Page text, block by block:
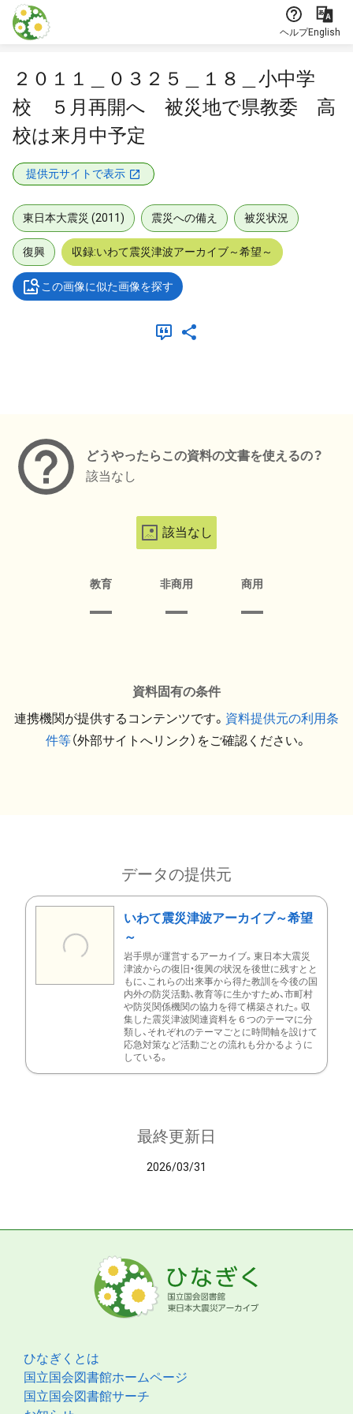
本文に飛ぶ
ヘルプEnglish
２０１１＿０３２５＿１８＿小中学
校 ５月再開へ 被災地で県教委 高
校は来月中予定
提供元サイトで表示
東日本大震災 (2011) 震災への備え 被災状況
復興 収録:いわて震災津波アーカイブ～希望～
この画像に似た画像を探す
どうやったらこの資料の文書を使えるの？
該当なし
該当なし
教育 非商用 商用
資料固有の条件
連携機関が提供するコンテンツです。 資料提供元の利用条
件等（外部サイトへリンク）をご確認ください。
データの提供元
いわて震災津波アーカイブ～希望
～
岩手県が運営するアーカイブ。東日本大震災
津波からの復旧・復興の状況を後世に残すとと
もに、これらの出来事から得た教訓を今後の国
内外の防災活動、教育等に生かすため、市町村
や防災関係機関の協力を得て構築された。収
集した震災津波関連資料を６つのテーマに分
類し、それぞれのテーマごとに時間軸を設けて
応急対策など活動ごとの流れも分かるように
している。
最終更新日
2026/03/31
ひなぎくとは
国立国会図書館ホームページ
国立国会図書館サーチ